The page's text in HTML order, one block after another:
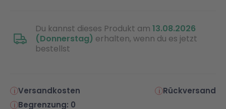
Technic
Seltene Artikel
Spiel-Ei
Du kannst dieses Produkt am 13.08.2026
(Donnerstag) erhalten, wenn du es jetzt
bestellst
Versandkosten
Rückversand
Begrenzung: 0